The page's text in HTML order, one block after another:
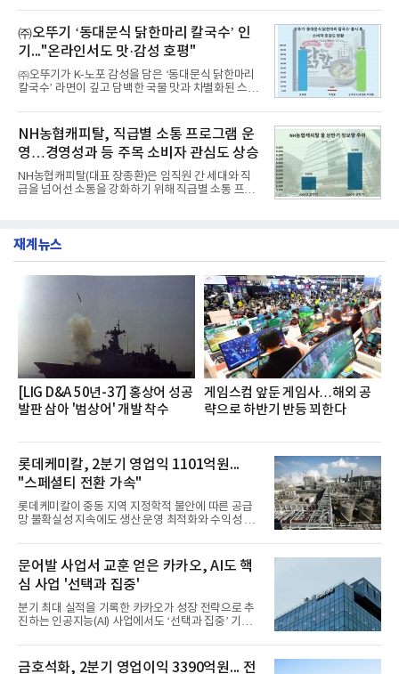
수력원자력, 한국석
떼는 6년 만에 선보이는 8세대 완전변경 모델로, ▲정
교한 선과 면을 중심으로 완성한 파격적인 디자인 ▲
과거 중형 세단 수준으로 확대된 차체 제원 ▲글로벌
최고 수준의 안전성 ▲성능과 효율을 동시에 높인 주
행 완성도 ▲첨단 편의 및 디지털 사양 적용 등을 통해
글로벌 준중형 세단의 새로운 기준을 세웠다.아반떼
는 가솔린 2.0과 1.6 하이브리드 두 가지 파워트레인
넘
㈜오뚜기 ‘동대문식 닭한마리 칼국수’ 인
기..."온라인서도 맛·감성 호평"
㈜오뚜기가 K-노포 감성을 담은 ‘동대문식 닭한마리
칼국수’ 라면이 깊고 담백한 국물 맛과 차별화된 스토
혔다.‘동대문식 닭한마리 칼국수’는 예상을 뛰어넘는
소비자 호응에 힘입어 지난 7월 13일 첫 선을 보인 지
단 18일 만에 누적 판매량 50만 개를 돌파하는 성과를
거두었다.이번 신제품은 개발진이 전국의 닭한마리
전문점을 직접 찾아 다니며 최적의 육수 비율을 완성
했다. 자극적이지 않으면서도 깊은 닭육수에 마늘의
개운한 풍미를 더했으며, 국물이 잘 배어들면서도 쫄
서도
NH농협캐피탈, 직급별 소통 프로그램 운
영…경영성과 등 주목 소비자 관심도 상승
NH농협캐피탈(대표 장종환)은 임직원 간 세대와 직
급을 넘어선 소통을 강화하기 위해 직급별 소통 프로
영지원부 홍보팀과 2026년 새로이(e)＊가 공동 주관
쳐 진행됐다.참고로 새로이(e)는 NH농협캐피탈 MZ
세대들로(과장~계장) 구성된 자율 참여조직으로, 조
직문화 혁신과 업무 효율성 향상을 위한 다양한 활동
을 추진하며,새로운 변화와 이로운 영향력을 조직전
반에 전파하는 역할
재계뉴스
[LIG D&A 50년-37] 홍상어 성공
발판 삼아 '범상어' 개발 착수
게임스컴 앞둔 게임사…해외 공
략으로 하반기 반등 꾀한다
롯데케미칼, 2분기 영업익 1101억원...
"스페셜티 전환 가속"
롯데케미칼이 중동 지역 지정학적 불안에 따른 공급
망 불확실성 지속에도 생산 운영 최적화와 수익성 중
어갔다.롯데케미칼이 2026년 2분기 연결 기준 매출
액 5조6864억원, 영업이익 1101억원을 기록했다고 7
일 밝혔다. 사업별로는 기초화학 부문(롯데케미칼 기
초소재사업·LC타이탄·LC USA·롯데대산석화)이 매
출 3조9403억원, 영업이익 23억원을 기록했다. 정기
보수 영향과 원료 가격 변동에 따른 래깅 효과로 전분
기 대비 수익성은 둔화됐지만 흑자 전환 흐름을 유지
우호적인 환율 효과
문어발 사업서 교훈 얻은 카카오, AI도 핵
심 사업 '선택과 집중'
분기 최대 실적을 기록한 카카오가 성장 전략으로 추
진하는 인공지능(AI) 사업에서도 ‘선택과 집중’ 기조
라 투자에 나서는 것과 달리, 카카오는 ‘카카오톡’이
라는 플랫폼 경쟁력을 활용한 AI 에이전트 서비스에
금호석화, 2분기 영업이익 3390억원... 전